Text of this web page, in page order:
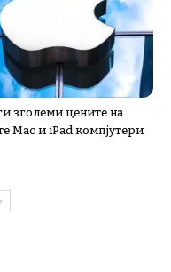
зголеми цените на
Mac и iPad компјутери